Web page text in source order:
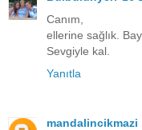
Canım,
ellerine sağlık.
Sevgiyle kal.
Yanıtla
mandalincikmazi